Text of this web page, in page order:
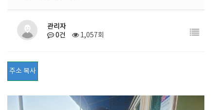
관리자
0건 1,057회
주소 복사